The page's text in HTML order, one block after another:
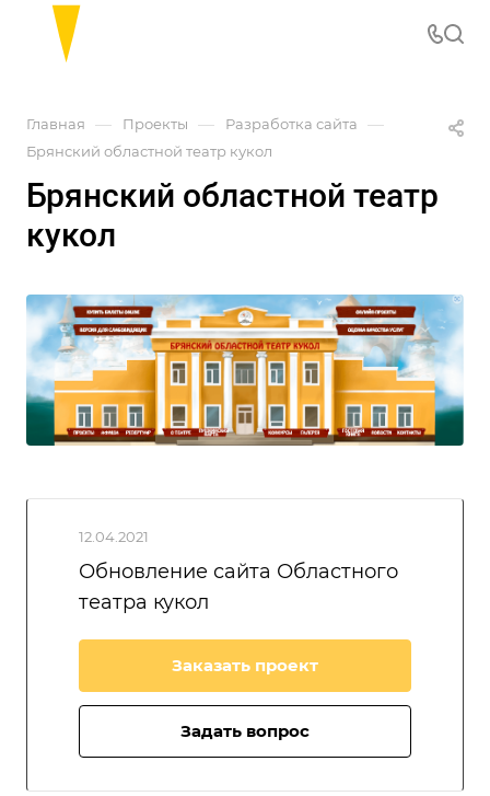
Главная — Проекты — Разработка сайта —
Брянский областной театр кукол
Брянский областной театр
кукол
12.04.2021
Обновление сайта Областного
театра кукол
Заказать проект
Задать вопрос